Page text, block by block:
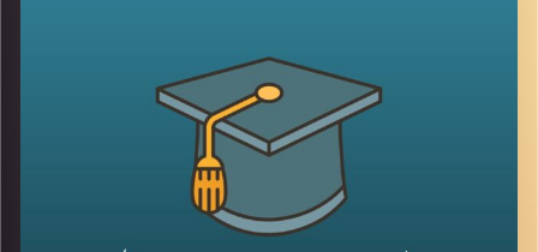
כדי לדבר על הנושא הזה, בפרק הזה של אקדמיקס התארחה
ד"ר הדס אראל ראש תחום רובוטים חברתיים במעבדה
לחדשנות במדיה, כאן באוניברסיטת רייכמן. יחד שוחחנו על מה
זה בכלל רובוט, שאלה שלא כל כך קל לענות עליה, על
המעורבות של רובוטים בחיינו ועל הרגשות שהם מעוררים בנו.